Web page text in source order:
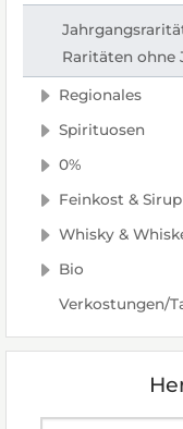
Raritäten ohne
Regionales
Spirituosen
0%
Feinkost & Sirup
Whisky &
Bio
Verkostungen/